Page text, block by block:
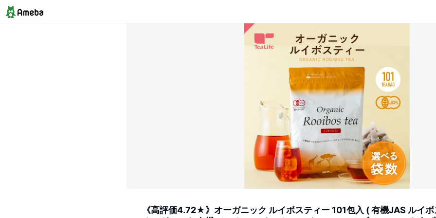
《高評価4.72★》オーガニック ルイボスティー 101包入 ( 有機JAS ルイ